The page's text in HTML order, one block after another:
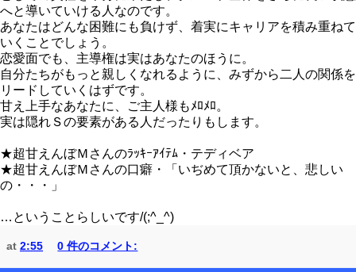
へと導いていける人なのです。
あなたはどんな困難にも負けず、着実にキャリアを積み重ねて
いくことでしょう。
恋愛面でも、主導権は実はあなたのほうに。
自分たちがもっと親しくなれるように、みずから二人の関係を
リードしていくはずです。
甘え上手なあなたに、ご主人様もﾒﾛﾒﾛ。
実は隠れＳの要素がある人だったりもします。
★超甘えんぼＭさんのﾗｯｷｰｱｲﾃﾑ・テディベア
★超甘えんぼＭさんの口癖・「いぢめて頂かないと、悲しい
の・・・」
…ということらしいです/(;^_^)
at 2:55 0 件のコメント: